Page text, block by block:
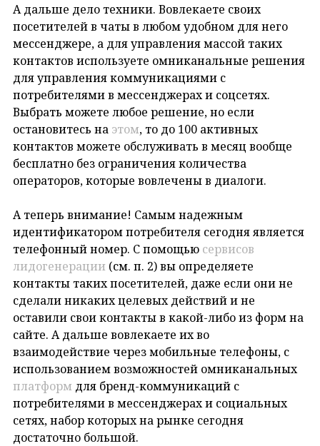
А дальше дело техники. Вовлекаете своих
посетителей в чаты в любом удобном для него
мессенджере, а для управления массой таких
контактов используете омниканальные решения
для управления коммуникациями с
потребителями в мессенджерах и соцсетях.
Выбрать можете любое решение, но если
остановитесь на этом, то до 100 активных
контактов можете обслуживать в месяц вообще
бесплатно без ограничения количества
операторов, которые вовлечены в диалоги.
А теперь внимание! Самым надежным
идентификатором потребителя сегодня является
телефонный номер. С помощью сервисов
лидогенерации (см. п. 2) вы определяете
контакты таких посетителей, даже если они не
сделали никаких целевых действий и не
оставили свои контакты в какой-либо из форм на
сайте. А дальше вовлекаете их во
взаимодействие через мобильные телефоны, с
использованием возможностей омниканальных
платформ для бренд-коммуникаций с
потребителями в мессенджерах и социальных
сетях, набор которых на рынке сегодня
достаточно большой.